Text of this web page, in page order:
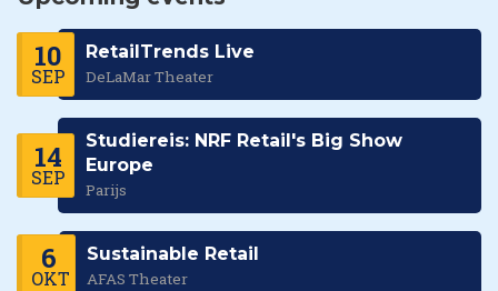
10
SEP
RetailTrends Live
DeLaMar Theater
14
SEP
Studiereis: NRF Retail's Big Show
Europe
Parijs
6
OKT
Sustainable Retail
AFAS Theater